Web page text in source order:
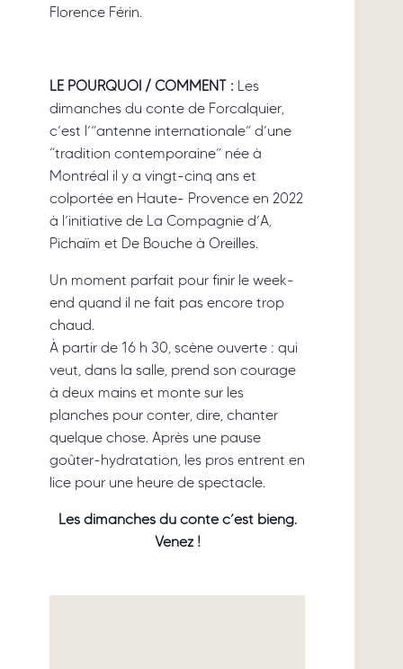
Florence Férin.
LE POURQUOI / COMMENT : Les
dimanches du conte de Forcalquier,
c’est l’”antenne internationale” d’une
“tradition contemporaine” née à
Montréal il y a vingt-cinq ans et
colportée en Haute- Provence en 2022
à l’initiative de La Compagnie d’A,
Pichaïm et De Bouche à Oreilles.
Un moment parfait pour finir le week-
end quand il ne fait pas encore trop
chaud.
À partir de 16 h 30, scène ouverte : qui
veut, dans la salle, prend son courage
à deux mains et monte sur les
planches pour conter, dire, chanter
quelque chose. Après une pause
goûter-hydratation, les pros entrent en
lice pour une heure de spectacle.
Les dimanches du conte c’est bieng.
Venez !